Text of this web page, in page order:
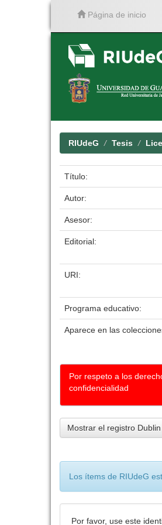
Página de inicio
RIUdeG Tesis
Título:
Autor:
Asesor:
Editorial:
URI:
Programa educativo:
Aparece en las
Por respeto a los
confidencialidad
Mostrar el registro
Los ítems de RIUdeG
Por favor, use este